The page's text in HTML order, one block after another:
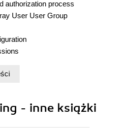
authorization process
User User Group
- inne książki